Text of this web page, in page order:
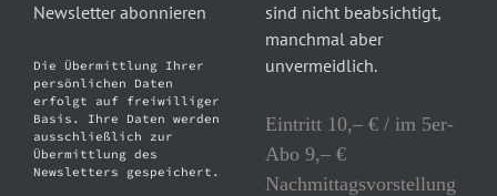
Newsletter abonnieren
Die Übermittlung Ihrer
persönlichen Daten
erfolgt auf freiwilliger
Basis. Ihre Daten werden
ausschließlich zur
Übermittlung des
Newsletters gespeichert.
sind nicht beabsichtigt,
manchmal aber
unvermeidlich.
Eintritt 10,– € / im 5er-
Abo 9,– €
Nachmittagsvorstellung